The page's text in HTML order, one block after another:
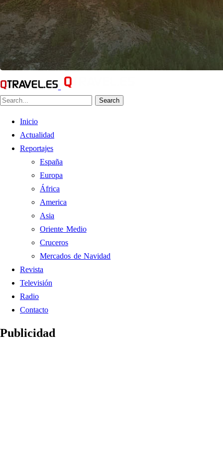
Search
Inicio
Actualidad
Reportajes
España
Europa
África
America
Asia
Oriente Medio
Cruceros
Mercados de Navidad
Revista
Televisión
Radio
Contacto
Publicidad